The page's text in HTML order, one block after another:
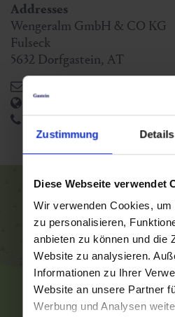
Zustimmung Details
Diese Webseite verwendet
Wir verwenden Cookies, um
zu personalisieren,
anbieten zu können und die
Website zu analysieren.
Informationen zu Ihrer
Website an unsere Partner
Werbung und Analysen
Addresses
Wengeralm GmbH & CO KG
Fulseck
5632 Dorfgastein, AT
https://www.wengeralm.at/
+43 6433 7257